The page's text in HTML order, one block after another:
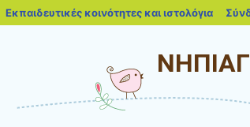
Εκπαιδευτικές κοινότητες και ιστολόγια